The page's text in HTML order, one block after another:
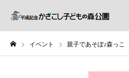
イベント 親子であそぼ♪森っこ